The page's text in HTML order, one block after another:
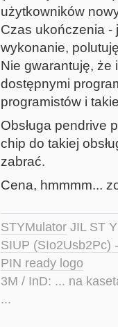
użytkowników
Czas ukończenia -
wykonanie,
Nie gwarantuję, że
dostępnymi
programistów i
Obsługa pendrive
chip do takiej
zabrać.
Cena, hmmmm...
STYMulator JIL ST
SIUP (SIo2Usb2Pc)
PIN ready logo
3M / InD: ... na
...